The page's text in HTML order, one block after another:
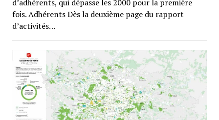
d’adhérents, qui dépasse les 2000 pour la première
fois. Adhérents Dès la deuxième page du rapport
d’activités…